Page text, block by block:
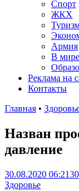
Спорт
ЖКХ
Армия
В мире
Реклама на
Контакты
Главная •
Назван
давление
30.08.2020 06:21
Здоровье